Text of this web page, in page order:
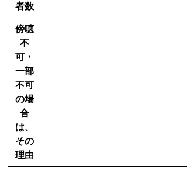
者数
傍聴
不
可・
一部
不可
の場
合
は、
その
理由